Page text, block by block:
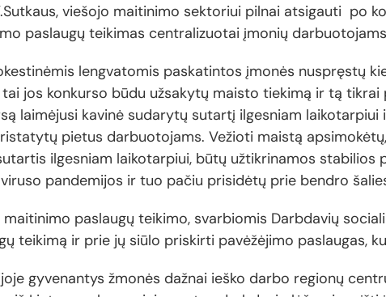
viešojo maitinimo sektoriui pilnai atsigauti po
paslaugų teikimas centralizuotai įmonių
lengvatomis paskatintos įmonės nuspręstų
jos konkurso būdu užsakytų maisto tiekimą ir tą
laimėjusi kavinė sudarytų sutartį ilgesniam
pietus darbuotojams. Vežioti maistą
ilgesniam laikotarpiui, būtų užtikrinamos stabilios
pandemijos ir tuo pačiu prisidėtų prie bendro
maitinimo paslaugų teikimo, svarbiomis Darbdavių
teikimą ir prie jų siūlo priskirti pavėžėjimo paslaugas,
gyvenantys žmonės dažnai ieško darbo regionų